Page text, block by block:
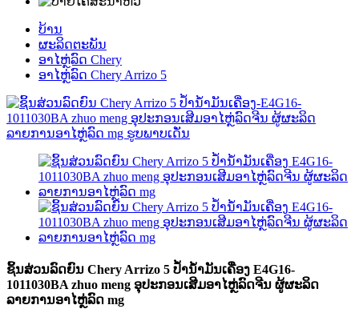
ບ້ານ
ຜະລິດຕະພັນ
ອາໄຫຼ່ລົດ Chery
ອາໄຫຼ່ລົດ Chery Arrizo 5
ຊິ້ນສ່ວນລົດຍົນ Chery Arrizo 5 ປໍ້ານ້ຳມັນເຄື່ອງ E4G16-
1011030BA zhuo meng ອຸປະກອນເສີມອາໄຫຼ່ລົດຈີນ ຜູ້ຜະລິດ
ລາຍການອາໄຫຼ່ລົດ mg